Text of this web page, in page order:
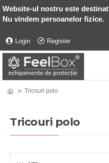
Website-ul nostru este destinat
Nu vindem persoanelor fizice.
Login Register
Tricouri polo
Tricouri polo